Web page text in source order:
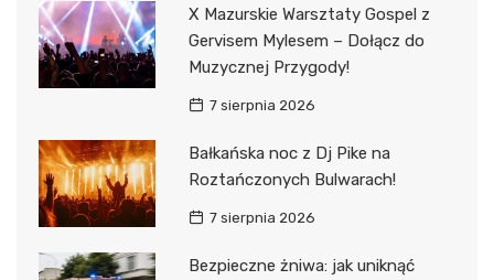
X Mazurskie Warsztaty Gospel z
Gervisem Mylesem – Dołącz do
Muzycznej Przygody!
7 sierpnia 2026
Bałkańska noc z Dj Pike na
Roztańczonych Bulwarach!
7 sierpnia 2026
Bezpieczne żniwa: jak uniknąć